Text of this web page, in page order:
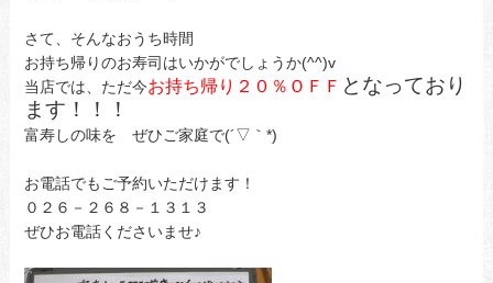
さて、そんなおうち時間
お持ち帰りのお寿司はいかがでしょうか(^^)v
当店では、ただ今お持ち帰り２０％ＯＦＦ となっており
ます！！！
富寿しの味を ぜひご家庭で(´▽｀*)
お電話でもご予約いただけます！
０２６－２６８－１３１３
ぜひお電話くださいませ♪